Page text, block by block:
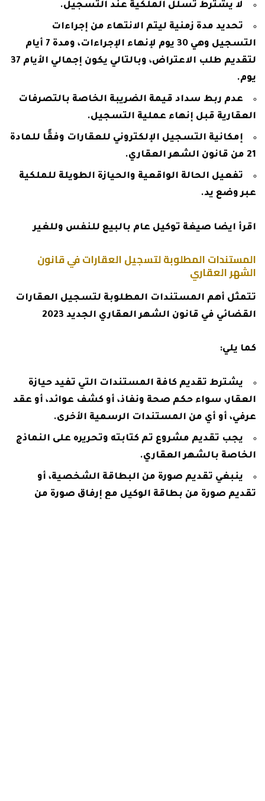
لا يشترط تسلل الملكية عند التسجيل.
تحديد مدة زمنية ليتم الانتهاء من إجراءات
التسجيل وهي 30 يوم لإنهاء الإجراءات، ومدة 7 أيام
لتقديم طلب الاعتراض، وبالتالي يكون إجمالي الأيام 37
يوم.
عدم ربط سداد قيمة الضريبة الخاصة بالتصرفات
العقارية قبل إنهاء عملية التسجيل.
إمكانية التسجيل الإلكتروني للعقارات وفقًا للمادة
21 من قانون الشهر العقاري.
تفعيل الحالة الواقعية والحيازة الطويلة للملكية
عبر وضع يد.
اقرأ ايضا صيغة توكيل عام بالبيع للنفس وللغير
المستندات المطلوبة لتسجيل العقارات في قانون
الشهر العقاري
تتمثل أهم المستندات المطلوبة لتسجيل العقارات
القضائي في قانون الشهر العقاري الجديد 2023
كما يلي:
يشترط تقديم كافة المستندات التي تفيد حيازة
العقار، سواء حكم صحة ونفاذ، أو كشف عوائد، أو عقد
عرفي، أو أي من المستندات الرسمية الأخرى.
يجب تقديم مشروع تم كتابته وتحريره على النماذج
الخاصة بالشهر العقاري.
ينبغي تقديم صورة من البطاقة الشخصية، أو
تقديم صورة من بطاقة الوكيل مع إرفاق صورة من